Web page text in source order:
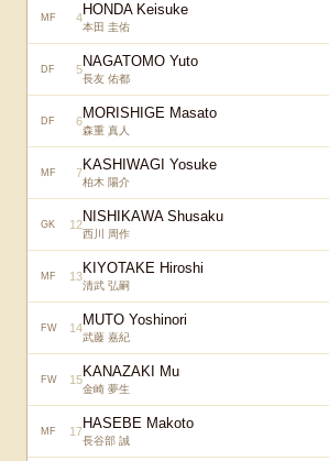
MF 4HONDA Keisuke
本田 圭佑
DF 5NAGATOMO Yuto
長友 佑都
DF 6MORISHIGE Masato
森重 真人
MF 7KASHIWAGI Yosuke
柏木 陽介
GK 12NISHIKAWA Shusaku
西川 周作
MF 13KIYOTAKE Hiroshi
清武 弘嗣
FW 14MUTO Yoshinori
武藤 嘉紀
FW 15KANAZAKI Mu
金崎 夢生
MF 17HASEBE Makoto
長谷部 誠